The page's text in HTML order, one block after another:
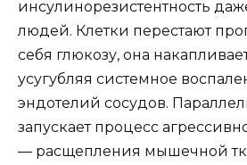
инсулинорезистентность
людей. Клетки перестают
себя глюкозу, она
усугубляя системное
эндотелий сосудов.
запускает процесс
— расщепления мышечной